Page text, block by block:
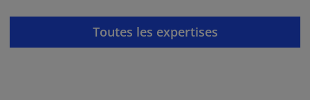
Toutes les expertises